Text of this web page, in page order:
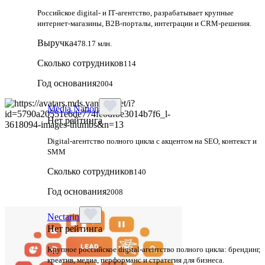
Российское digital‑ и IT‑агентство, разрабатывает крупные
интернет‑магазины, B2B‑порталы, интеграции и CRM‑решения.
Выручка478.17 млн.
Сколько сотрудников114
Год основания2004
Media Nation
Нет рейтинга
Digital-агентство полного цикла с акцентом на SEO, контекст и
SMM
Сколько сотрудников140
Год основания2008
Nectarin
Нет рейтинга
Крупное российское digital‑агентство полного цикла: брендинг,
креатив, медиа, перформанс и стратегия для бизнеса.